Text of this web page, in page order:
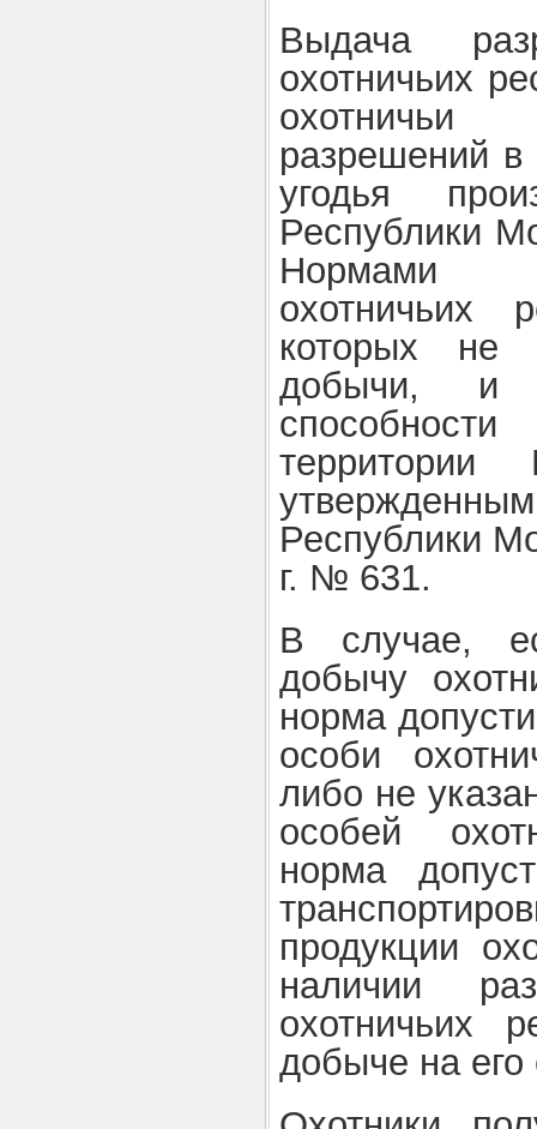
Выдача
охотничьих
разрешений в
угодья
Республики
Нормами
охотничьих
которых не
добычи, и
территории
Республики
г. № 631.
В случае,
добычу
норма
особи
либо не
особей
норма
продукции
наличии
охотничьих
добыче на его